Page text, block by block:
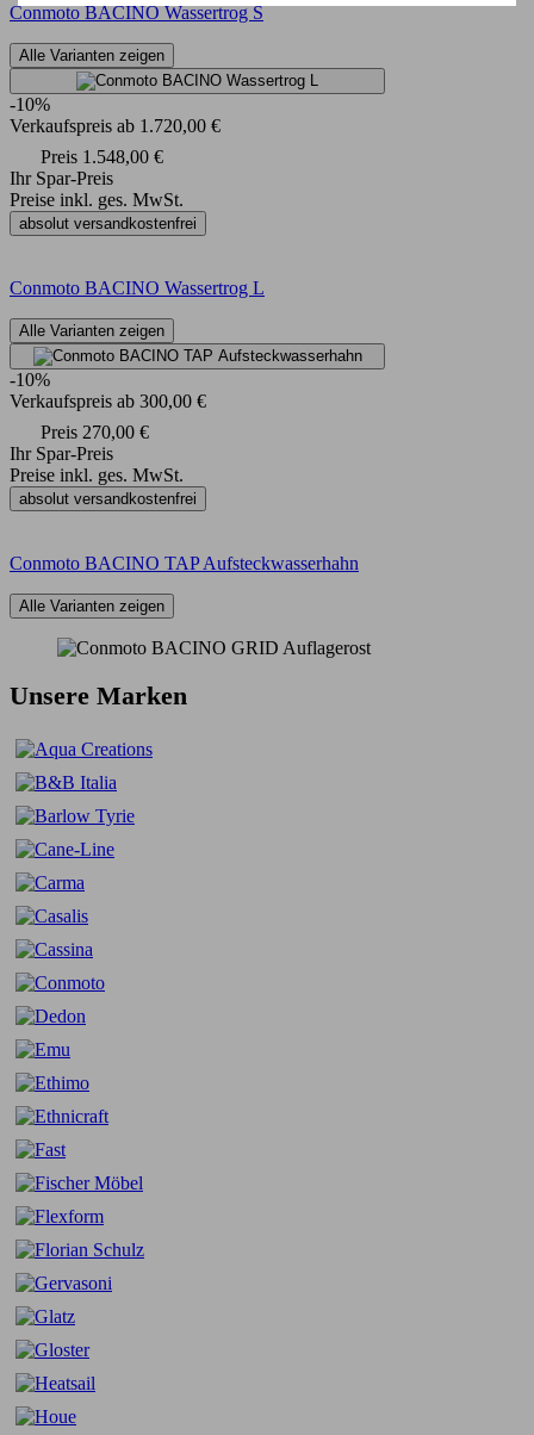
Conmoto BACINO Wassertrog S
Alle Varianten zeigen
-10%
Verkaufspreis ab 1.720,00 €
Preis 1.548,00 €
Ihr Spar-Preis
Preise inkl. ges. MwSt.
absolut versandkostenfrei
Conmoto BACINO Wassertrog L
Alle Varianten zeigen
-10%
Verkaufspreis ab 300,00 €
Preis 270,00 €
Ihr Spar-Preis
Preise inkl. ges. MwSt.
absolut versandkostenfrei
Conmoto BACINO TAP Aufsteckwasserhahn
Alle Varianten zeigen
Unsere Marken